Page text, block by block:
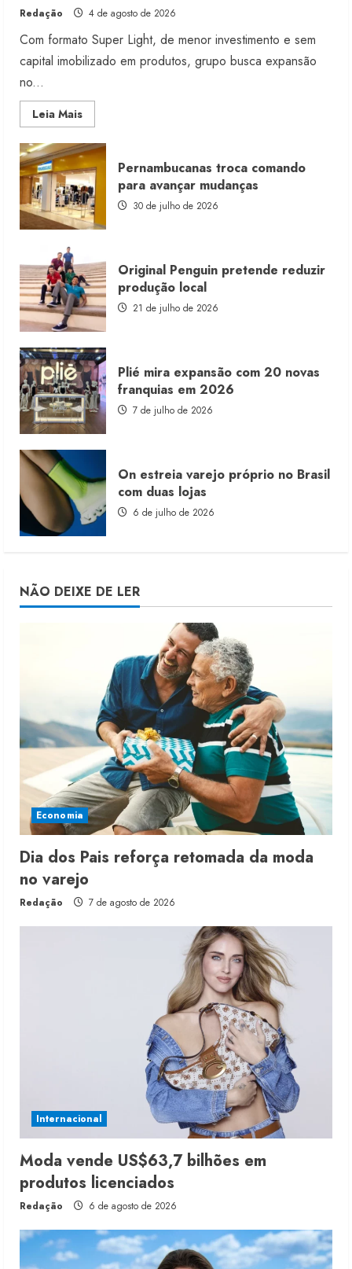
Redação 4 de agosto de 2026
Com formato Super Light, de menor investimento e sem
capital imobilizado em produtos, grupo busca expansão
no...
Leia MaisRead
more
Morena
Rosa
lança
franquia
com
estoque
consignado
Pernambucanas troca comando
para avançar mudanças
30 de julho de 2026
Original Penguin pretende reduzir
produção local
21 de julho de 2026
Plié mira expansão com 20 novas
franquias em 2026
7 de julho de 2026
On estreia varejo próprio no Brasil
com duas lojas
6 de julho de 2026
NÃO DEIXE DE LER
Economia
Dia dos Pais reforça retomada da moda
no varejo
Redação 7 de agosto de 2026
Internacional
Moda vende US$63,7 bilhões em
produtos licenciados
Redação 6 de agosto de 2026